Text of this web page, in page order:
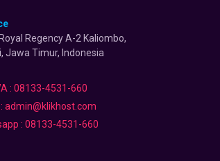
Regency A-2 Kaliombo,
Jawa Timur, Indonesia
: 08133-4531-660
: admin@klikhost.com
: 08133-4531-660